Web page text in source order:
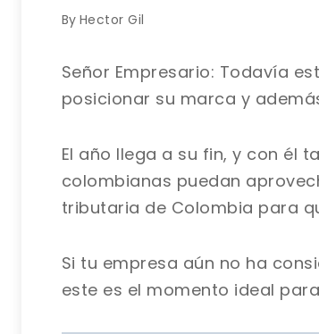
By Hector Gil
Señor Empresario: Todavía
posicionar su marca y
El año llega a su fin, y con él
colombianas puedan
tributaria de Colombia para
Si tu empresa aún no ha
este es el momento ideal